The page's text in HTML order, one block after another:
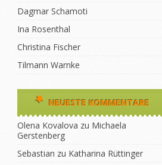
Dagmar Schamoti
Ina Rosenthal
Christina Fischer
Tilmann Warnke
NEUESTE KOMMENTARE
Olena Kovalova zu Michaela
Gerstenberg
Sebastian zu Katharina Rüttinger